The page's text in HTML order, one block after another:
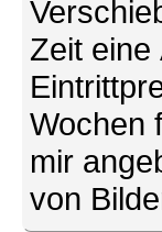
Zeit eine
Wochen
mir
von